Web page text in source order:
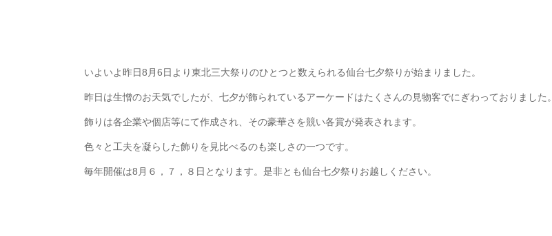
いよいよ昨日8月6日より東北三大祭りのひとつと数えられる仙台七夕祭りが始まりました。
昨日は生憎のお天気でしたが、七夕が飾られているアーケードはたくさんの見物客でにぎわっておりました。
飾りは各企業や個店等にて作成され、その豪華さを競い各賞が発表されます。
色々と工夫を凝らした飾りを見比べるのも楽しさの一つです。
毎年開催は8月６，７，８日となります。是非とも仙台七夕祭りお越しください。